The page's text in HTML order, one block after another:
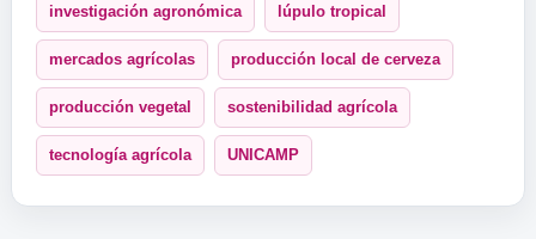
investigación agronómica lúpulo tropical
mercados agrícolas producción local de cerveza
producción vegetal sostenibilidad agrícola
tecnología agrícola UNICAMP